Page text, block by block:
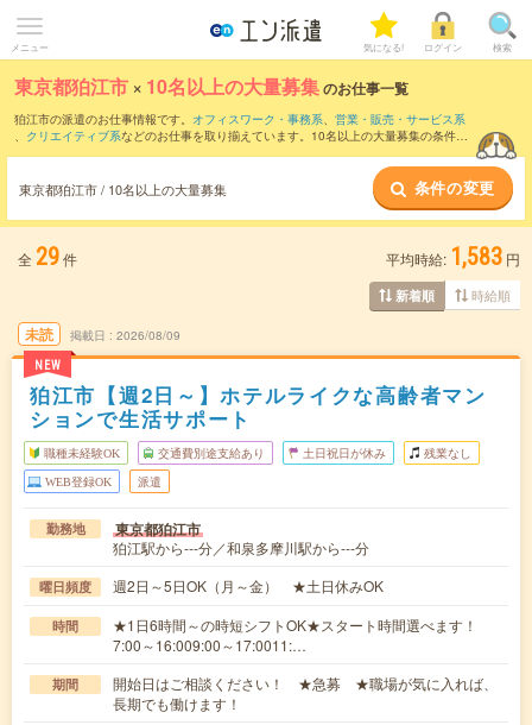
メニュー 気になる! ログイン 検索
東京都狛江市 × 10名以上の大量募集のお仕事一覧
狛江市の派遣のお仕事情報です。 オフィスワーク・事務系、 営業・販売・サービス系
、 クリエイティブ系などのお仕事を取り揃えています。10名以上の大量募集の条件の
東京都狛江市 / 10名以上の大量募集 条件の変更
全 29件 平均時給: 1,583 円
新着順 時給順
未読
NEW
掲載日 2026/08/09
狛江市【週2日～】ホテルライクな高齢者マン
ションで生活サポート
職種未経験OK 交通費別途支給あり 土日祝日が休み 残業なし
WEB登録OK 派遣
勤務地 東京都狛江市
狛江駅から---分／和泉多摩川駅から---分
曜日頻度 週2日～5日OK（月～金） ★土日休みOK
時間
★1日6時間～の時短シフトOK★スタート時間選べます！
7:00～16:009:00～17:0011:…
期間
開始日はご相談ください！ ★急募 ★職場が気に入れば、
長期でも働けます！